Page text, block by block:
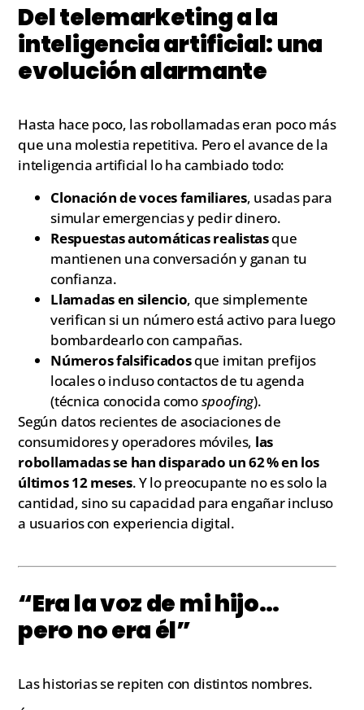
Del telemarketing a la
inteligencia artificial: una
evolución alarmante
Hasta hace poco, las robollamadas eran poco más
que una molestia repetitiva. Pero el avance de la
inteligencia artificial lo ha cambiado todo:
Clonación de voces familiares, usadas para
simular emergencias y pedir dinero.
Respuestas automáticas realistasque
mantienen una conversación y ganan tu
confianza.
Llamadas en silencio, que simplemente
verifican si un número está activo para luego
bombardearlo con campañas.
Números falsificadosque imitan prefijos
locales o incluso contactos de tu agenda
(técnica conocida comospoofing).
Según datos recientes de asociaciones de
consumidores y operadores móviles, las
robollamadas se han disparado un 62 % en los
últimos 12 meses. Y lo preocupante no es solo la
cantidad, sino su capacidad para engañar incluso
a usuarios con experiencia digital.
“Era la voz de mi hijo…
pero no era él”
Las historias se repiten con distintos nombres.